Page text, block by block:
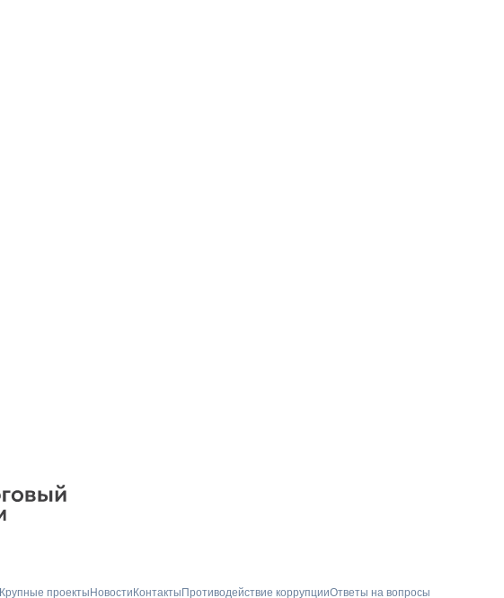
Крупные проекты Новости Контакты Противодействие коррупцииОтветы на вопросы